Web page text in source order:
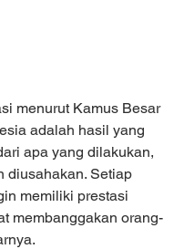
menurut Kamus Besar
adalah hasil yang
apa yang dilakukan,
diusahakan. Setiap
memiliki prestasi
membanggakan orang-